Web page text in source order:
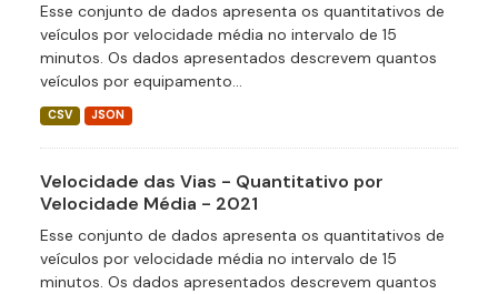
Esse conjunto de dados apresenta os quantitativos de
veículos por velocidade média no intervalo de 15
minutos. Os dados apresentados descrevem quantos
veículos por equipamento...
CSV JSON
Velocidade das Vias - Quantitativo por
Velocidade Média - 2021
Esse conjunto de dados apresenta os quantitativos de
veículos por velocidade média no intervalo de 15
minutos. Os dados apresentados descrevem quantos